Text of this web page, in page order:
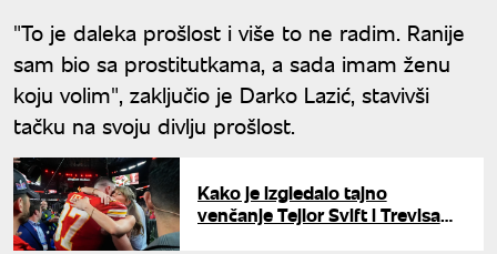
"To je daleka prošlost i više to ne radim. Ranije
sam bio sa prostitutkama, a sada imam ženu
koju volim", zaključio je Darko Lazić, stavivši
tačku na svoju divlju prošlost.
Kako je izgledalo tajno
venčanje Tejlor Svift i Trevisa